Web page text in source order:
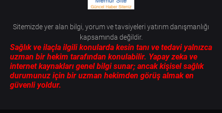
Sitemizde yer alan bilgi, yorum ve tavsiyeleri yatırım danışmanlığı
kapsamında değildir.
Sağlık ve ilaçla ilgili konularda kesin tanı ve tedavi yalnızca
uzman bir hekim tarafından konulabilir. Yapay zeka ve
internet kaynakları genel bilgi sunar; ancak kişisel sağlık
durumunuz için bir uzman hekimden görüş almak en
güvenli yoldur.